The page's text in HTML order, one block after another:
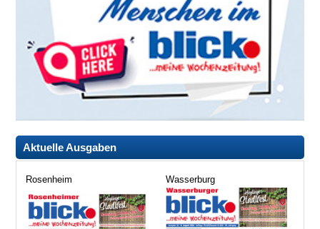
Aktuelle Ausgaben
Rosenheim Wasserburg